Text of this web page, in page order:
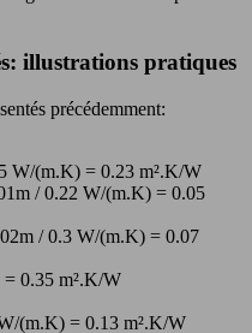
illustrations pratiques
précédemment:
W/(m.K) = 0.23 m².K/W
/ 0.22 W/(m.K) = 0.05
/ 0.3 W/(m.K) = 0.07
0.35 m².K/W
(m.K) = 0.13 m².K/W